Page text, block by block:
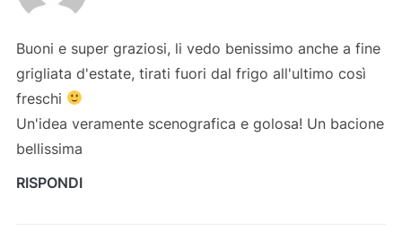
Buoni e super graziosi, li vedo benissimo anche a fine
grigliata d'estate, tirati fuori dal frigo all'ultimo così
freschi
Un'idea veramente scenografica e golosa! Un bacione
bellissima
RISPONDI